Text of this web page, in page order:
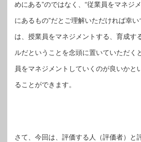
めにある”のではなく、“従業員をマネジ
にあるもの”だとご理解いただければ幸
は、授業員をマネジメントする、育成す
ルだということを念頭に置いていただく
員をマネジメントしていくのが良いかと
ることができます。
さて、今回は、評価する人（評価者）と